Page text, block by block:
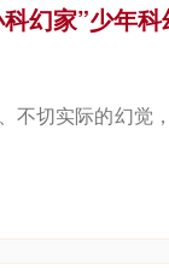
幻家”少年
不切实际的幻觉